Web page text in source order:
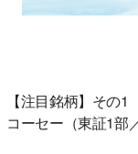
【注目銘柄】その1
コーセー（東証1部